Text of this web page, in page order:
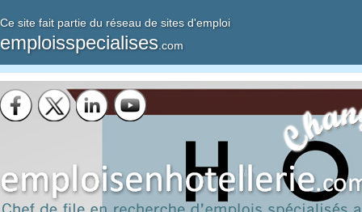
Ce site fait partie du réseau de sites d'emploi
emploisspecialises .com